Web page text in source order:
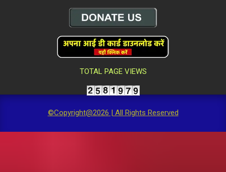
TOTAL PAGE VIEWS
©Copyright@2026 | All Rights Reserved